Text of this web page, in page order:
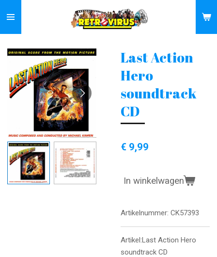
direct
naar
de
hoofdinhoud
Last Action
Hero
soundtrack
CD
€ 9,99
In winkelwagen
Artikelnummer: CK57393
Artikel:Last Action Hero
soundtrack CD